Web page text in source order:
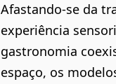
Afastando-se da
experiência
gastronomia
espaço, os